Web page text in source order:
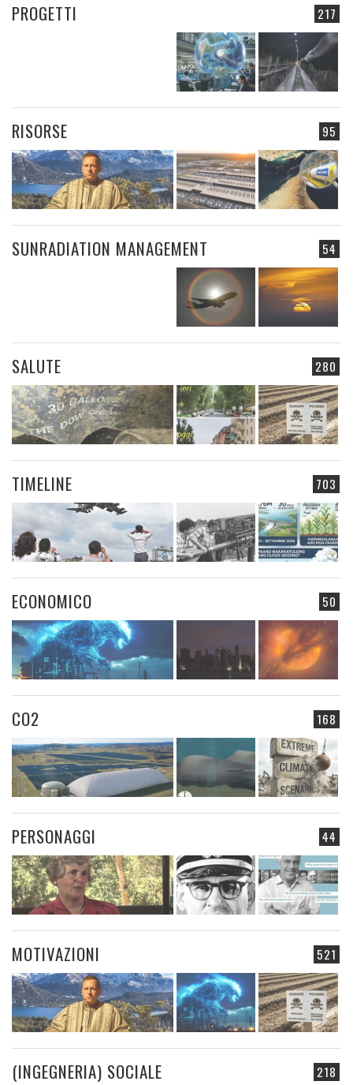
217
PROGETTI
95
RISORSE
54
SUNRADIATION MANAGEMENT
280
SALUTE
703
TIMELINE
50
ECONOMICO
168
CO2
44
PERSONAGGI
521
MOTIVAZIONI
218
(INGEGNERIA) SOCIALE